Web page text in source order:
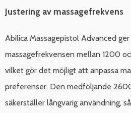
Justering av massagefrekvens
Abilica Massagepistol Advanced
massagefrekvensen mellan 1200
vilket gör det möjligt att anpassa
preferenser. Den medföljande
säkerställer långvarig användning,